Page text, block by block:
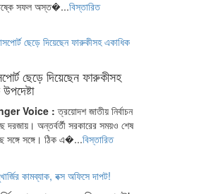
সফল অস্ত�...বিস্তারিত
ছেড়ে দিয়েছেন ফারুকীসহ
Voice : ত্রয়োদশ জাতীয় নির্বাচন
দরজায়। অন্তর্বর্তী সরকারের সময়ও শেষ
সঙ্গে সঙ্গে। ঠিক এ�...বিস্তারিত